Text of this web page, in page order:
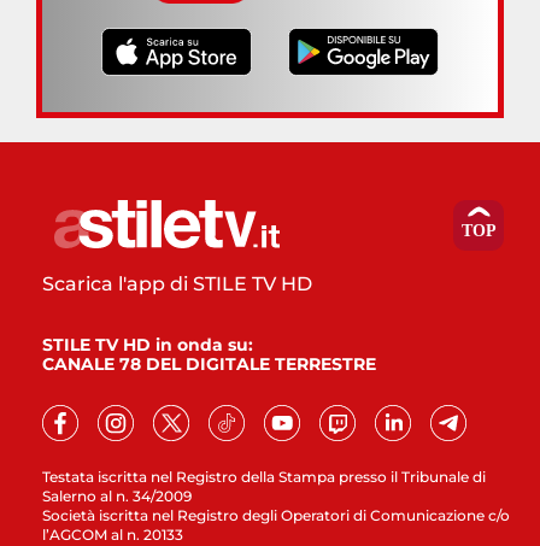
Testata iscritta nel Registro della Stampa presso il Tribunale di
Salerno al n. 34/2009
Società iscritta nel Registro degli Operatori di Comunicazione c/o
l’AGCOM al n. 20133
Scarica l'app di STILE TV HD
STILE TV HD in onda su:
CANALE 78 DEL DIGITALE TERRESTRE